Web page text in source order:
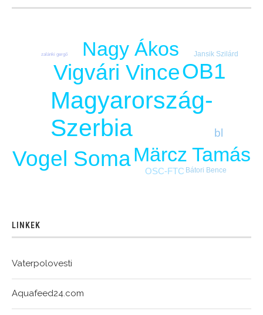
Magyarország-
Szerbia
OB1
Vigvári Vince
Vogel SomaMärcz Tamás
Nagy Ákos
bl
OSC-FTC Bátori Bence
Jansik Szilárd
zalánki gergő
LINKEK
Vaterpolovesti
Aquafeed24.com